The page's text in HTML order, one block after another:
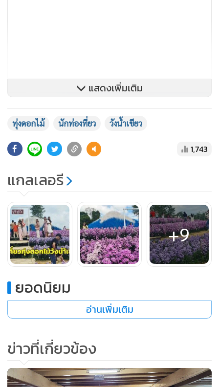
แสดงเพิ่มเติม
ทุ่งดอกไม้ นักท่องที่ยว วังน้ำเขียว
1,743
แกลเลอรี
+9
ยอดนิยม
อ่านเพิ่มเติม
ข่าวที่เกี่ยวข้อง